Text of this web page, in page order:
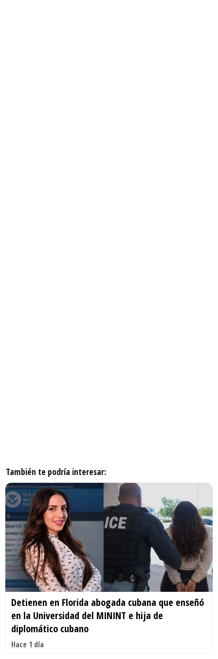
También te podría interesar:
Detienen en Florida abogada cubana que enseñó
en la Universidad del MININT e hija de
diplomático cubano
Hace 1 día